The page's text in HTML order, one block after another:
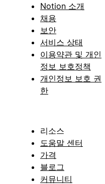
Notion 소개
채용
보안
서비스 상태
이용약관 및 개인
정보 보호정책
개인정보 보호 권
한
리소스
도움말 센터
가격
블로그
커뮤니티